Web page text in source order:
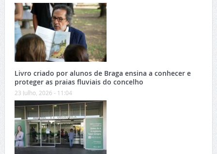
Livro criado por alunos de Braga ensina a conhecer e
proteger as praias fluviais do concelho
23 Julho, 2026 - 11:04